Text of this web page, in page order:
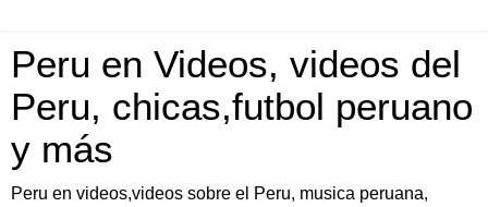
Peru en Videos, videos del
Peru, chicas,futbol peruano
y más
Peru en videos,videos sobre el Peru, musica peruana,